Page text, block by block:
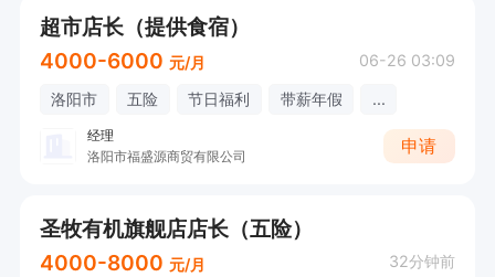
超市店长（提供食宿）
4000-6000 元/月 06-26 03:09
洛阳市 五险 节日福利 带薪年假 ...
经理
洛阳市福盛源商贸有限公司
申请
圣牧有机旗舰店店长（五险）
4000-8000 元/月 32分钟前